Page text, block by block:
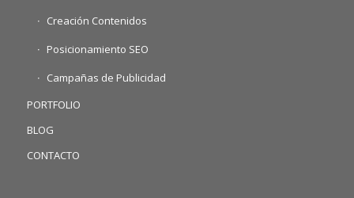
Creación Contenidos
Posicionamiento SEO
Campañas de Publicidad
PORTFOLIO
BLOG
CONTACTO